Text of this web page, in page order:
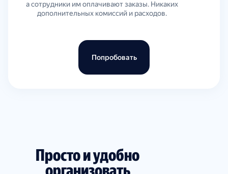
а сотрудники им оплачивают заказы. Никаких
дополнительных комиссий и расходов.
Попробовать
Просто и удобно